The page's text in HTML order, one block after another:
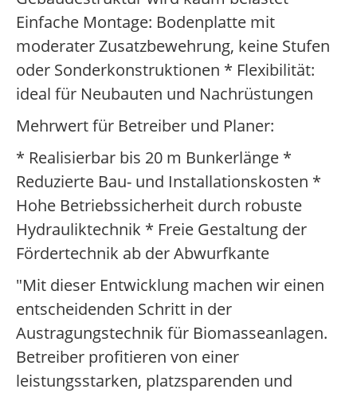
Einfache Montage: Bodenplatte mit
moderater Zusatzbewehrung, keine Stufen
oder Sonderkonstruktionen * Flexibilität:
ideal für Neubauten und Nachrüstungen
Mehrwert für Betreiber und Planer:
* Realisierbar bis 20 m Bunkerlänge *
Reduzierte Bau- und Installationskosten *
Hohe Betriebssicherheit durch robuste
Hydrauliktechnik * Freie Gestaltung der
Fördertechnik ab der Abwurfkante
"Mit dieser Entwicklung machen wir einen
entscheidenden Schritt in der
Austragungstechnik für Biomasseanlagen.
Betreiber profitieren von einer
leistungsstarken, platzsparenden und